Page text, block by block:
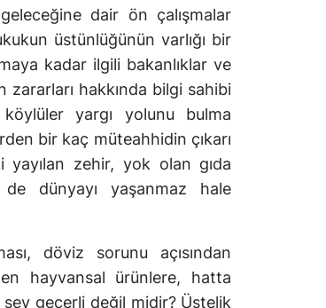
dair ön çalışmalar
üstünlüğünün varlığı bir
kadar ilgili bakanlıklar ve
hakkında bilgi sahibi
yargı yolunu bulma
bir kaç müteahhidin çıkarı
yayılan zehir, yok olan gıda
dünyayı yaşanmaz hale
döviz sorunu açısından
hayvansal ürünlere, hatta
geçerli değil midir? Üstelik